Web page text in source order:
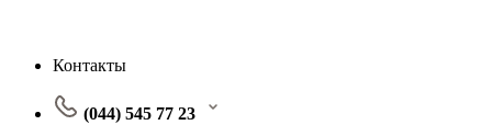
Контакты
(044) 545 77 23